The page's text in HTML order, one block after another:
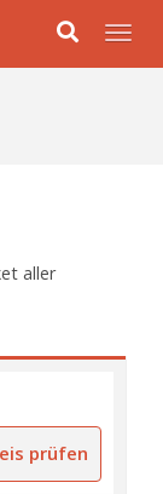
aller
prüfen